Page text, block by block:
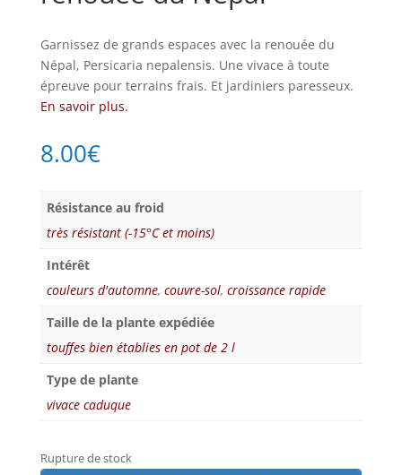
Garnissez de grands espaces avec la renouée du
Népal, Persicaria nepalensis. Une vivace à toute
épreuve pour terrains frais. Et jardiniers paresseux.
En savoir plus.
8.00€
Résistance au froid
très résistant (-15°C et moins)
Intérêt
couleurs d'automne, couvre-sol, croissance rapide
Taille de la plante expédiée
touffes bien établies en pot de 2 l
Type de plante
vivace caduque
Rupture de stock